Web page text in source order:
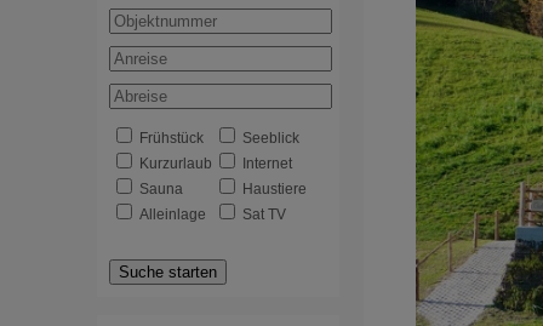
Frühstück
Seeblick
Kurzurlaub
Internet
Sauna
Haustiere
Alleinlage
Sat TV
Suche starten